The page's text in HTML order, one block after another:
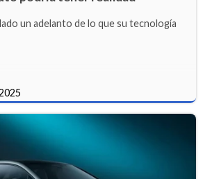
un adelanto de lo que su tecnología